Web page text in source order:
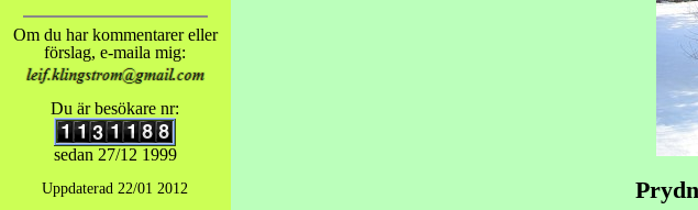
Om du har kommentarer eller
förslag, e-maila mig:
Du ärbesökare nr:
sedan 27/12 1999
Uppdaterad 22/01 2012